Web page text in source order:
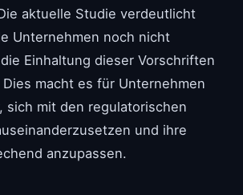
aktuelle Studie verdeutlicht
Unternehmen noch nicht
Einhaltung dieser Vorschriften
macht es für Unternehmen
sich mit den regulatorischen
und ihre
anzupassen.